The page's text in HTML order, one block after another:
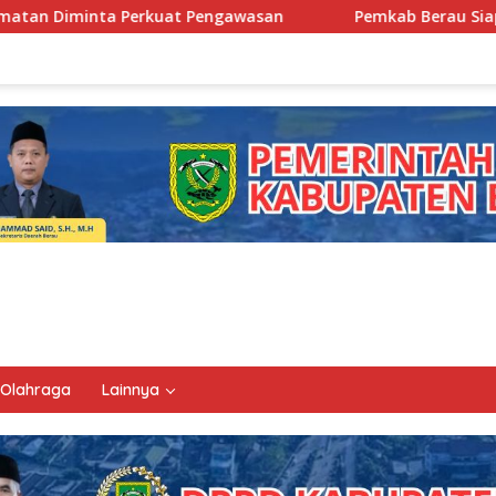
Pemkab Berau Siapkan Regenerasi Pejabat,
Olahraga Lainnya